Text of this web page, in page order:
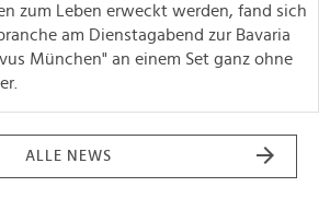
zum Leben erweckt werden, fand sich
am Dienstagabend zur Bavaria
München" an einem Set ganz ohne
ALLE NEWS